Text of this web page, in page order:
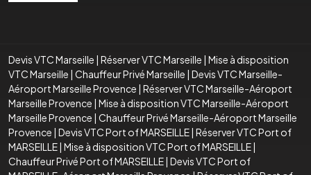
Devis VTC Marseille | Réserver VTC Marseille | Mise à disposition
VTC Marseille | Chauffeur Privé Marseille | Devis VTC Marseille-
Aéroport Marseille Provence | Réserver VTC Marseille-Aéroport
Marseille Provence | Mise à disposition VTC Marseille-Aéroport
Marseille Provence | Chauffeur Privé Marseille-Aéroport Marseille
Provence | Devis VTC Port of MARSEILLE| Réserver VTC Port of
MARSEILLE| Mise à disposition VTC Port of MARSEILLE|
Chauffeur Privé Port of MARSEILLE| Devis VTC Port of